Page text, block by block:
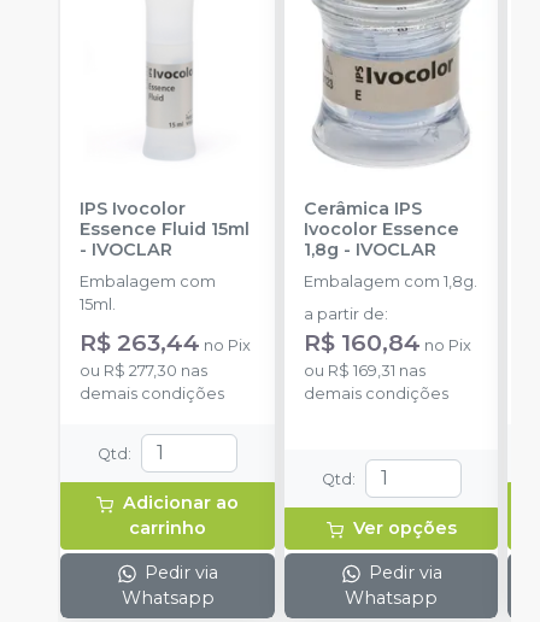
IPS Ivocolor
Essence Fluid 15ml
- IVOCLAR
Embalagem com
15ml.
R$ 263,44 no Pix
ou R$ 277,30 nas
demais condições
Qtd :
Adicionar ao
carrinho
Pedir via
Whatsapp
Cerâmica IPS
Ivocolor Essence
1,8g - IVOCLAR
Embalagem com 1,8g.
a partir de:
R$ 160,84 no Pix
ou R$ 169,31 nas
demais condições
Qtd :
Ver opções
Pedir via
Whatsapp